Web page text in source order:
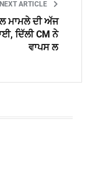
NEXT ARTICLE
ਮਾਮਲੇ ਦੀ ਅੱਜ
ਦਿੱਲੀ CM ਨੇ
ਵਾਪਸ ਲ